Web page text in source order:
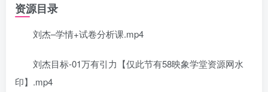
资源目录
刘杰–学情+试卷分析课.mp4
刘杰目标-01万有引力【仅此节有58映象学堂资源网水
印】.mp4